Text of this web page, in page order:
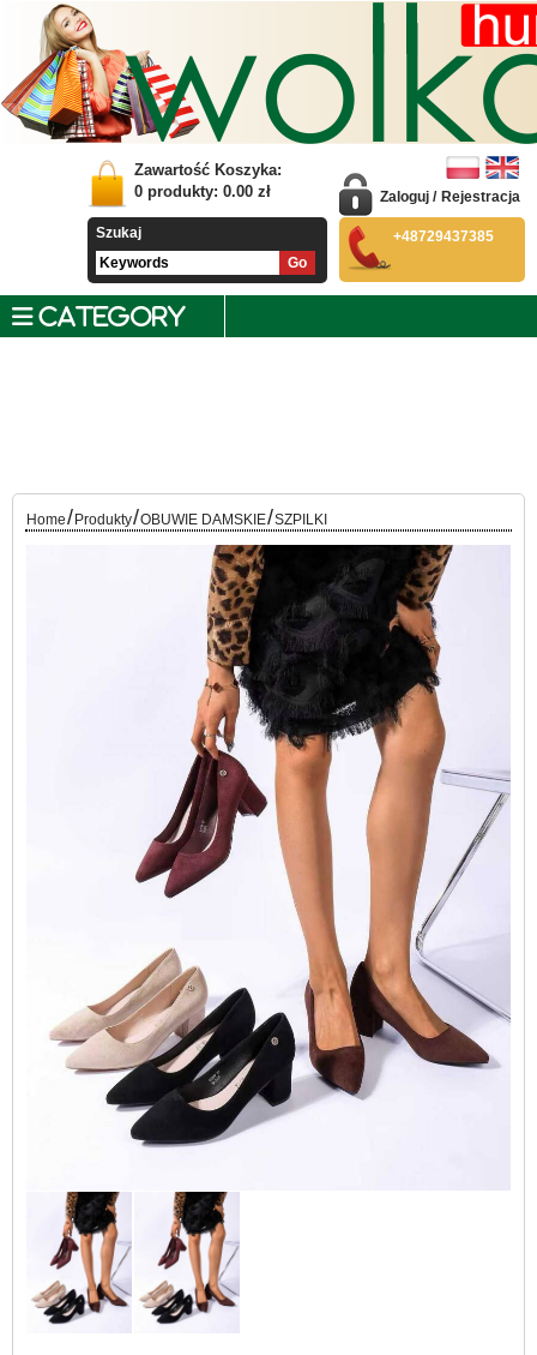
Zawartość Koszyka:
0 produkty: 0.00 zł
Szukaj
Zaloguj / Rejestracja
+48729437385
CATEGORY
Home/ Produkty/OBUWIE DAMSKIE/SZPILKI